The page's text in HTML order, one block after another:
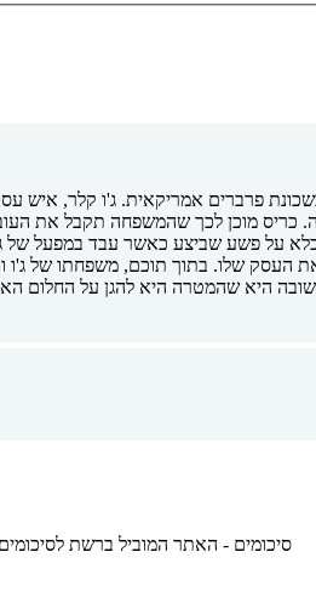
פרברים אמריקאית. ג'ו קלר, איש
כריס מוכן לכך שהמשפחה תקבל את
על פשע שביצע כאשר עבד במפעל של
העסק שלו. בתוך תוכם, משפחתו של
היא שהמטרה היא להגן על החלום